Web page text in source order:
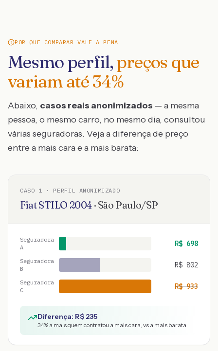
POR QUE COMPARAR VALE A PENA
Mesmo perfil, preços que
variam até34%
Abaixo, casos reais anonimizados — a mesma
pessoa, o mesmo carro, no mesmo dia, consultou
várias seguradoras. Veja a diferença de preço
entre a mais cara e a mais barata:
CASO 1 · PERFIL ANONIMIZADO
FiatSTILO 2004 · São Paulo/SP
Seguradora
A
R$ 698
Seguradora
B
R$ 802
Seguradora
C
R$933
Diferença: R$ 235
34% a mais quem contratou a mais cara, vs a mais barata